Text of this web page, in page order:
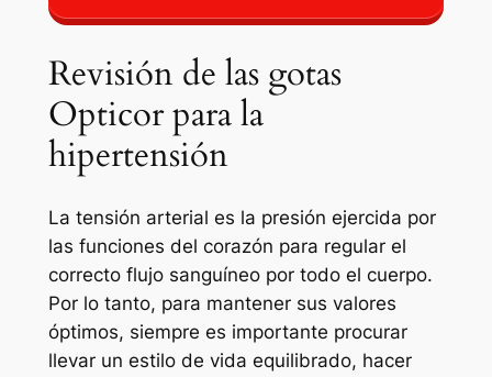
Revisión de las gotas
Opticor para la
hipertensión
La tensión arterial es la presión ejercida por
las funciones del corazón para regular el
correcto flujo sanguíneo por todo el cuerpo.
Por lo tanto, para mantener sus valores
óptimos, siempre es importante procurar
llevar un estilo de vida equilibrado, hacer